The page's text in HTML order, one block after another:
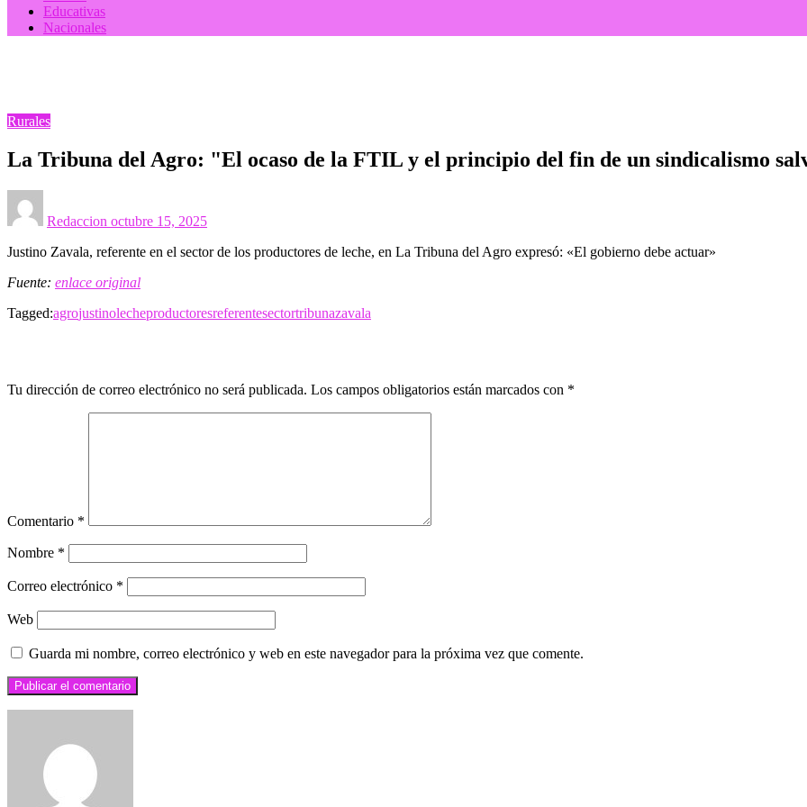
Educativas
Nacionales
Rurales
La Tribuna del Agro: "El ocaso de la FTIL y el principio del fin de un sindicalismo
Redaccion octubre 15, 2025
Justino Zavala, referente en el sector de los productores de leche, en La Tribuna del Agro expresó: «El gobierno debe actuar»
Fuente: enlace original
Tagged:agrojustinolecheproductoresreferentesectortribunazavala
Tu dirección de correo electrónico no será publicada. Los campos obligatorios están marcados con *
Comentario *
Nombre *
Correo electrónico *
Web
Guarda mi nombre, correo electrónico y web en este navegador para la próxima vez que comente.